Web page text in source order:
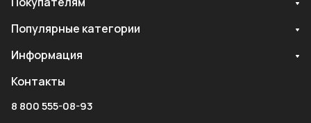
Популярные категории
Информация
Контакты
8 800 555-08-93